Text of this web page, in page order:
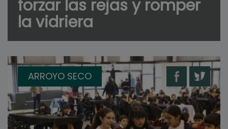
forzar las rejas y romper
la vidriera
ARROYO SECO